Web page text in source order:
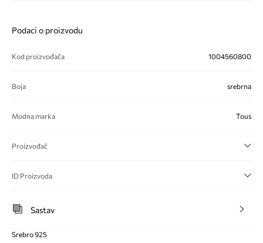
Podaci o proizvodu
Kod proizvođača 1004560800
Boja srebrna
Modna marka Tous
Proizvođač
ID Proizvoda
Sastav
Srebro 925